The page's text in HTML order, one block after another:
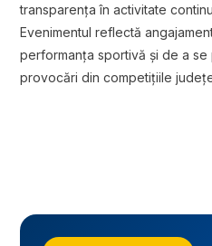
transparența în activitate
Evenimentul reflectă
performanța sportivă și de a
provocări din competițiile